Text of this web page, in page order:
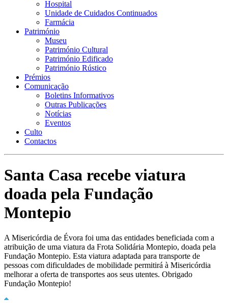
Hospital
Unidade de Cuidados Continuados
Farmácia
Património
Museu
Património Cultural
Património Edificado
Património Rústico
Prémios
Comunicação
Boletins Informativos
Outras Publicações
Notícias
Eventos
Culto
Contactos
Santa Casa recebe viatura
doada pela Fundação
Montepio
A Misericórdia de Évora foi uma das entidades beneficiada com a
atribuição de uma viatura da Frota Solidária Montepio, doada pela
Fundação Montepio. Esta viatura adaptada para transporte de
pessoas com dificuldades de mobilidade permitirá à Misericórdia
melhorar a oferta de transportes aos seus utentes. Obrigado
Fundação Montepio!